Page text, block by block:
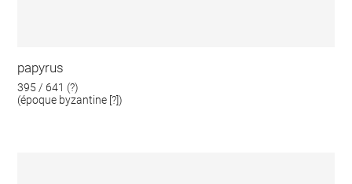
papyrus
395 / 641 (?)
(époque byzantine [?])